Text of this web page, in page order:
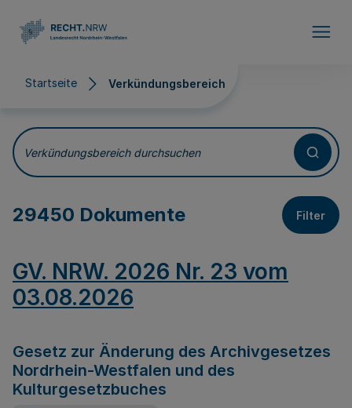
Startseite Verkündungsbereich
Verkündungsbereich
Verkündungsbereich durchsuchen
29450 Dokumente Filter
GV. NRW. 2026 Nr. 23 vom
03.08.2026
Gesetz zur Änderung des Archivgesetzes
Nordrhein-Westfalen und des
Kulturgesetzbuches